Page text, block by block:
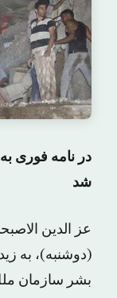
در نامه فوری
شد
عز الدین
(دوشنبه)، به
بشر سازمان